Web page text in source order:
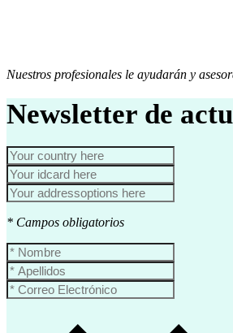
Nuestros profesionales le ayudarán y
Newsletter de
* Campos obligatorios